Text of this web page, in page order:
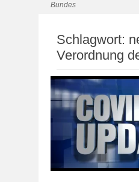
Bundes
Schlagwort:
Verordnung